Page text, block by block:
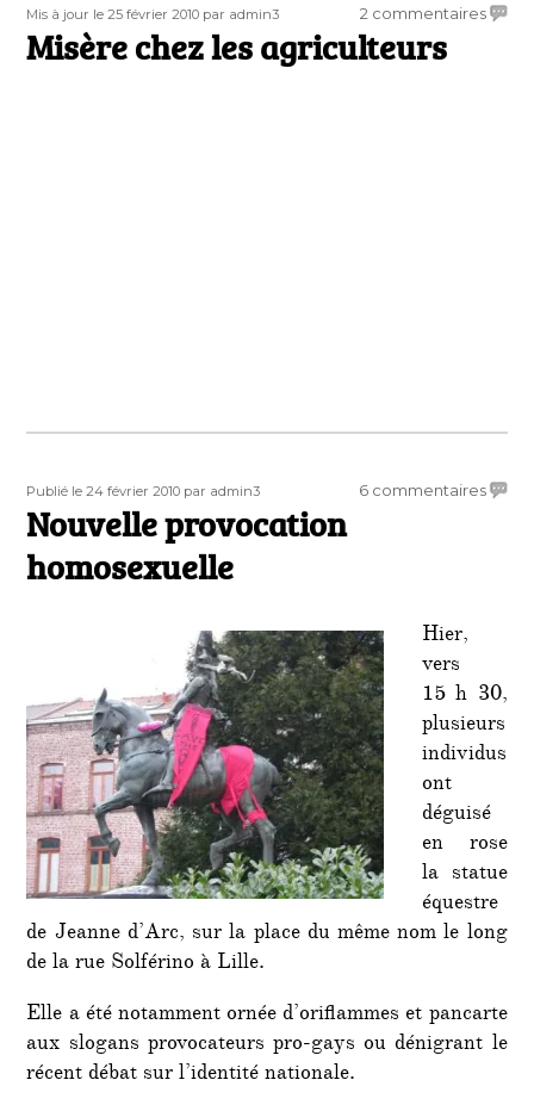
Publié
le
Mis à jour le 25 février 2010 Auteur
par admin3 2 commentairessur
Misère chez les agriculteurs
Publié
le
Publié le 24 février 2010 Auteur
par admin3 6 commentairessur
Nouvelle provocation
homosexuelle
Hier,
vers
15 h 30,
plusieurs
individus
ont
déguisé
en rose
la statue
équestre
de Jeanne d’Arc, sur la place du même nom le long
de la rue Solférino à Lille.
Elle a été notamment ornée d’oriflammes et pancarte
aux slogans provocateurs pro-gays ou dénigrant le
récent débat sur l’identité nationale.